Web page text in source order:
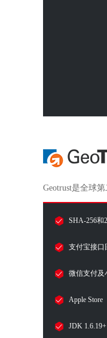
Geotrust是全球
SHA-256和
支付宝接口
微信支付及
Apple Store
JDK 1.6.19+